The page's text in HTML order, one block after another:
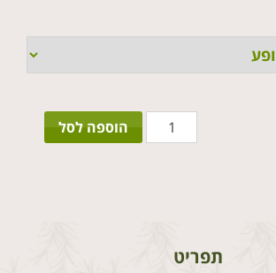
כמות
הוספה לסל
תפריט